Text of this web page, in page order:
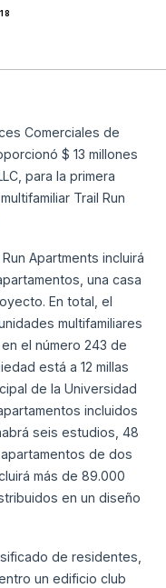
Comerciales de
$ 13 millones
para la primera
Trail Run
Apartments incluirá
una casa
En total, el
multifamiliares
el número 243 de
está a 12 millas
de la Universidad
incluidos
seis estudios, 48
de dos
más de 89.000
en un diseño
de residentes,
un edificio club